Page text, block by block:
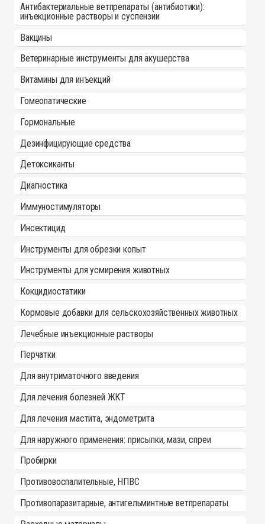
Антибактериальные ветпрепараты (антибиотики):
инъекционные растворы и суспензии
Вакцины
Ветеринарные инструменты для акушерства
Витамины для инъекций
Гомеопатические
Гормональные
Дезинфицирующие средства
Детоксиканты
Диагностика
Иммуностимуляторы
Инсектицид
Инструменты для обрезки копыт
Инструменты для усмирения животных
Кокцидиостатики
Кормовые добавки для сельскохозяйственных животных
Лечебные инъекционные растворы
Перчатки
Для внутриматочного введения
Для лечения болезней ЖКТ
Для лечения мастита, эндометрита
Для наружного применения: присыпки, мази, спреи
Пробирки
Противовоспалительные, НПВС
Противопаразитарные, антигельминтные ветпрепараты